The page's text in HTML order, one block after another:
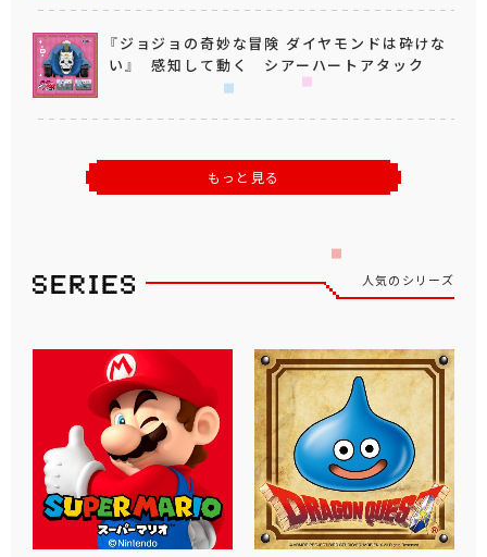
『ジョジョの奇妙な冒険 ダイヤモンドは砕けな
い』 感知して動く シアーハートアタック
もっと見る
人気のシリーズ